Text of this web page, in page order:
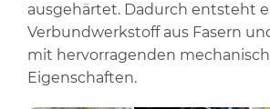
ausgehärtet. Dadurch entsteht
Verbundwerkstoff aus Fasern
mit hervorragenden
Eigenschaften.